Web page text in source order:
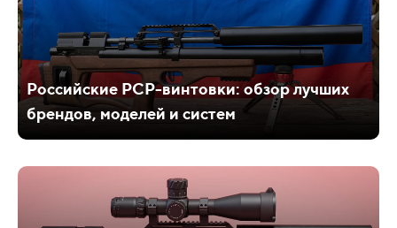
Российские PCP-винтовки: обзор лучших
брендов, моделей и систем